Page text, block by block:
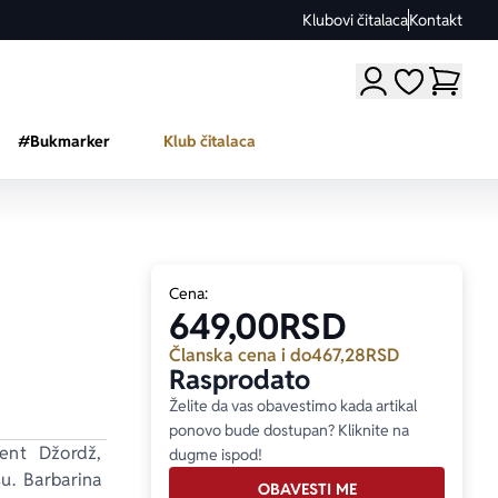
Klubovi čitalacaKontakt
Moji omiljeni
#Bukmarker Klub čitalaca
Džordž,
Barbarina
Cena:
649,00RSD
Članska cena i do467,28RSD
Rasprodato
Želite da vas obavestimo kada artikal
ponovo bude dostupan? Kliknite na
dugme ispod!
OBAVESTI ME